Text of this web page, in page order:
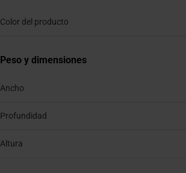
Color del producto
Peso y dimensiones
Ancho
Profundidad
Altura